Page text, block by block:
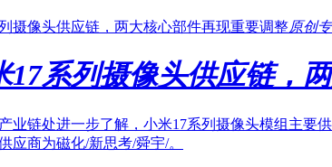
原创
17系列摄像头供应链，
业链处进一步了解，小米17系列摄像头模组主要
应商为磁化/新思考/舜宇/。